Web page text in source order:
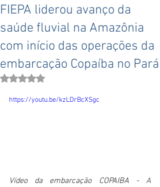
FIEPA liderou avanço da
saúde fluvial na Amazônia
com início das operações da
embarcação Copaíba no Pará
Avaliado com NaN de 5 estrelas.
https://youtu.be/kzLDrBcXSgc
Vídeo da embarcação COPAIBA - A